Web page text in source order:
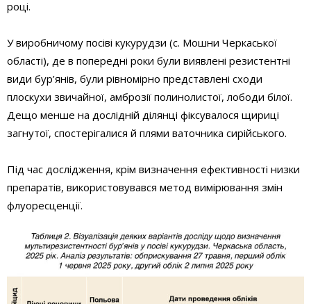
році.
У виробничому посіві кукурудзи (с. Мошни Черкаської
області), де в попередні роки були виявлені резистентні
види бур’янів, були рівномірно представлені сходи
плоскухи звичайної, амброзії полинолистої, лободи білої.
Дещо менше на дослідній ділянці фіксувалося щириці
загнутої, спостерігалися й плями ваточника сирійського.
Під час дослідження, крім визначення ефективності низки
препаратів, використовувався метод вимірювання змін
флуоресценції.